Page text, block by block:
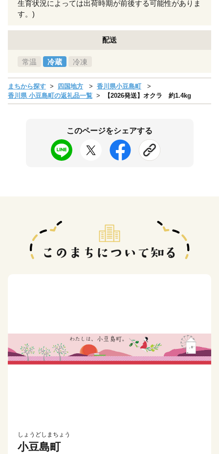
生育状況によっては出荷時期が前後する可能性がありま
す。)
配送
常温 冷蔵 冷凍
まちから探す 四国地方
香川県小豆島町
香川県 小豆島町の返礼品一覧
【2026発送】オクラ 約1.4kg
このページをシェアする
しょうどしまちょう
小豆島町